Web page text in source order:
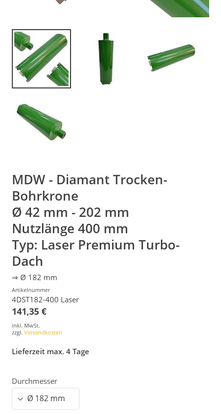
MDW - Diamant Trocken-
Bohrkrone
Ø 42 mm - 202 mm
Nutzlänge 400 mm
Typ: Laser Premium Turbo-
Dach
⇒ Ø 182 mm
Artikelnummer
4DST182-400 Laser
141,35 €
inkl. MwSt.
zzgl. Versandkosten
Lieferzeit max. 4 Tage
Durchmesser